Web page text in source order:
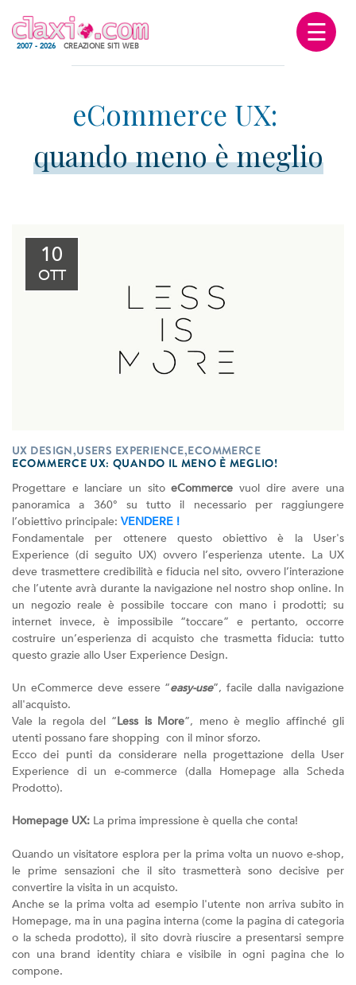
2007 - 2026 CREAZIONE SITI WEB ☰
quando meno è meglio
10
OTT
UX DESIGN,USERS EXPERIENCE,ECOMMERCE
ECOMMERCE UX: QUANDO IL MENO È MEGLIO!
Progettare e lanciare un sitoeCommerce vuol dire avere una
panoramica a 360° su tutto il necessario per raggiungere
l’obiettivo principale: VENDERE !
Fondamentale per ottenere questo obiettivo è la User's
Experience (di seguito UX) ovvero l’esperienza utente. La UX
deve trasmettere credibilità e fiducia nel sito, ovvero l’interazione
che l’utente avrà durante la navigazione nel nostro shop online. In
un negozio reale è possibile toccare con mano i prodotti; su
internet invece, è impossibile “toccare” e pertanto, occorre
costruire un’esperienza di acquisto che trasmetta fiducia: tutto
questo grazie allo User Experience Design.
Un eCommerce deve essere “easy-use”, facile dalla navigazione
all'acquisto.
Vale la regola del “Less is More”, meno è meglio affinché gli
utenti possano fare shopping con il minor sforzo.
Ecco dei punti da considerare nella progettazione della User
Experience di un e-commerce (dalla Homepage alla Scheda
Prodotto).
Homepage UX: La prima impressione è quella che conta!
Quando un visitatore esplora per la prima volta un nuovo e-shop,
le prime sensazioni che il sito trasmetterà sono decisive per
convertire la visita in un acquisto.
Anche se la prima volta ad esempio l'utente non arriva subito in
Homepage, ma in una pagina interna (come la pagina di categoria
o la scheda prodotto), il sito dovrà riuscire a presentarsi sempre
con una brand identity chiara e visibile in ogni pagina che lo
compone.